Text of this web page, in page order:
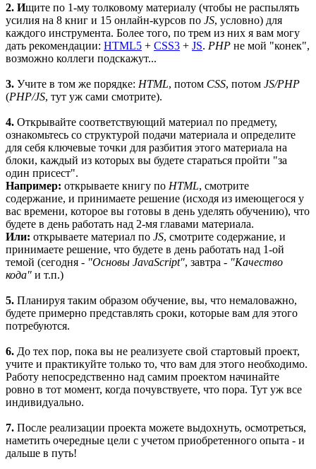
2. Ищите по 1-му толковому материалу (чтобы не распылять
усилия на 8 книг и 15 онлайн-курсов по JS, условно) для
каждого инструмента. Более того, по трем из них я вам могу
дать рекомендации: HTML5 + CSS3 + JS. PHP не мой "конек",
возможно коллеги подскажут...
3. Учите в том же порядке: HTML, потом CSS, потом JS/PHP
(PHP/JS, тут уж сами смотрите).
4. Открывайте соответствующий материал по предмету,
ознакомьтесь со структурой подачи материала и определите
для себя ключевые точки для разбития этого материала на
блоки, каждый из которых вы будете стараться пройти "за
один присест".
Например: открываете книгу по HTML, смотрите
содержание, и принимаете решение (исходя из имеющегося у
вас времени, которое вы готовы в день уделять обучению), что
будете в день работать над 2-мя главами материала.
Или: открываете материал по JS, смотрите содержание, и
принимаете решение, что будете в день работать над 1-ой
темой (сегодня - "Основы JavaScript", завтра - "Качество
кода" и т.п.)
5. Планируя таким образом обучение, вы, что немаловажно,
будете примерно представлять сроки, которые вам для этого
потребуются.
6. До тех пор, пока вы не реализуете свой стартовый проект,
учите и практикуйте только то, что вам для этого необходимо.
Работу непосредственно над самим проектом начинайте
ровно в тот момент, когда почувствуете, что пора. Тут уж все
индивидуально.
7. После реализации проекта можете выдохнуть, осмотреться,
наметить очередные цели с учетом приобретенного опыта - и
дальше в путь!